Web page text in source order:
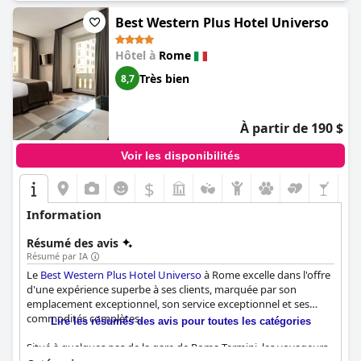
Best Western Plus Hotel Universo
Hôtel à Rome
8,7 Très bien
À partir de 190 $
Voir les disponibilités
$
Information
Résumé des avis
Résumé par IA
Le Best Western Plus Hotel Universoà Rome excelle dans l'offre
d'une expérience superbe à ses clients, marquée par son
emplacement exceptionnel, son service exceptionnel et ses
commodités complètes.
Situé à quelques pas de la gare de Roma Termini, les voyageurs
Lire les résumés des avis pour toutes les catégories